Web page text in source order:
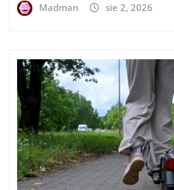
Madman sie 2, 2026